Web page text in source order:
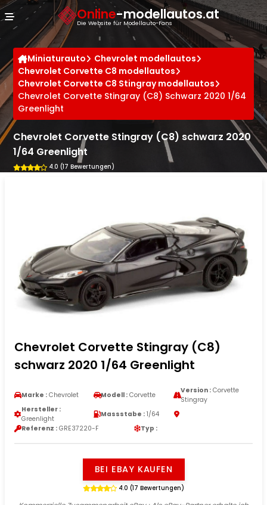
Online-modellautos.at
Die Website für Modellauto-Fans
Miniaturauto
Chevrolet modellautos
Chevrolet Corvette C8 modellautos
Chevrolet Corvette C8 Stingray modellautos
Chevrolet Corvette Stingray (C8) Schwarz 2020 1/64
Greenlight
Chevrolet Corvette Stingray (C8) schwarz 2020
1/64 Greenlight
4.0 (17 Bewertungen)
Chevrolet Corvette Stingray (C8)
schwarz 2020 1/64 Greenlight
Marke : Chevrolet Modell : Corvette
Version :Corvette
Stingray
Hersteller :
Greenlight
Massstabe : 1/64
Referenz : GRE37220-F Typ :
BEI EBAY KAUFEN
4.0 (17 Bewertungen)
Cookie-Einstellungen